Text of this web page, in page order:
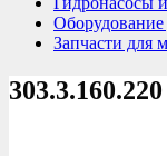
Оборудование
Запчасти для
303.3.160.220